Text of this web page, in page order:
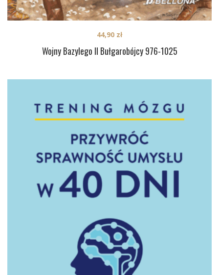
Wojny Bazylego II Bułgarobójcy 976-1025
44,90 zł